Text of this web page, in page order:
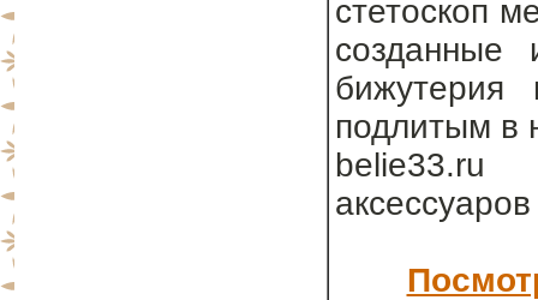
стетоскоп
созданные
подлитым в
belie33.ru
аксессуаров